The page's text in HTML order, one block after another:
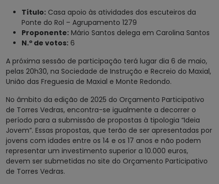
Título: Casa apoio às atividades dos escuteiros da
Ponte do Rol – Agrupamento 1279
Proponente: Mário Santos delega em Carolina Santos
N.º de votos: 6
A próxima sessão de participação terá lugar dia 6 de maio,
pelas 20h30, na Sociedade de Instrução e Recreio do Maxial,
União das Freguesia de Maxial e Monte Redondo.
No âmbito da edição de 2025 do Orçamento Participativo
de Torres Vedras, encontra-se igualmente a decorrer o
período para a submissão de propostas à tipologia “Ideia
Jovem”. Essas propostas, que terão de ser apresentadas por
jovens com idades entre os 14 e os 17 anos e não podem
representar um investimento superior a 10.000 euros,
devem ser submetidas no site do Orçamento Participativo
de Torres Vedras.